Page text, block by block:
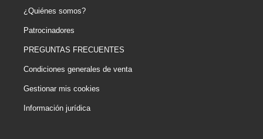
¿Quiénes somos?
Patrocinadores
PREGUNTAS FRECUENTES
Condiciones generales de venta
Gestionar mis cookies
Información jurídica